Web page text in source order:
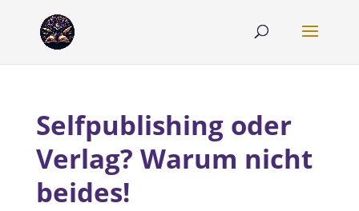
Selfpublishing oder
Verlag? Warum nicht
beides!